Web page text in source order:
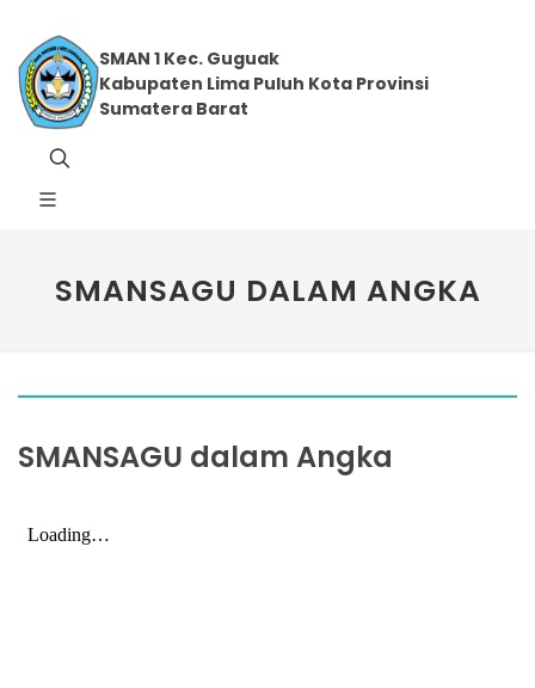
SMAN 1 Kec. Guguak
Kabupaten Lima Puluh Kota Provinsi
Sumatera Barat
SMANSAGU DALAM ANGKA
SMANSAGU dalam Angka